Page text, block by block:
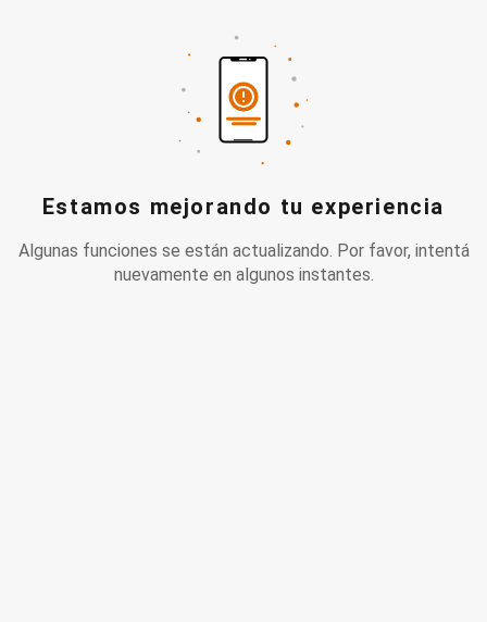
Estamos mejorando tu experiencia
Algunas funciones se están actualizando. Por favor, intentá
nuevamente en algunos instantes.